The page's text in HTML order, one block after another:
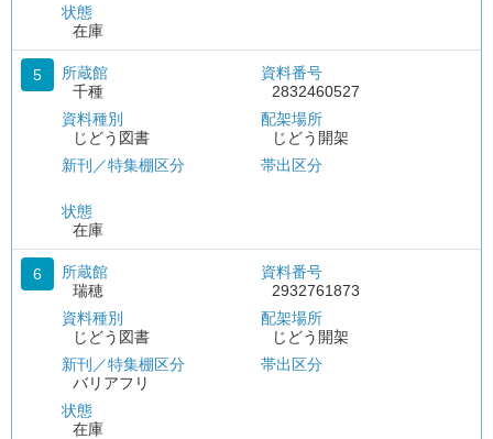
状態
在庫
5
所蔵館
千種
資料種別
じどう図書
新刊／特集棚区分
状態
在庫
資料番号
2832460527
配架場所
じどう開架
帯出区分
6
所蔵館
瑞穂
資料種別
じどう図書
新刊／特集棚区分
バリアフリ
状態
在庫
資料番号
2932761873
配架場所
じどう開架
帯出区分